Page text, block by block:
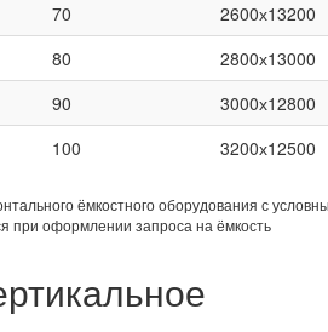
70
2600х13200
80
2800х13000
90
3000х12800
100 3200х12500
ёмкостного оборудования с
при оформлении запроса на ёмкость